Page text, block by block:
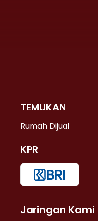
TEMUKAN
Rumah Dijual
KPR
Jaringan Kami